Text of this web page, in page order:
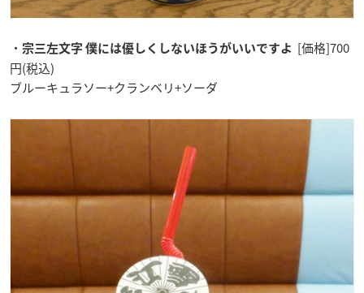
・ 宗三左文字 僕には優しくしないほうがいいですよ [価格]700
円(税込)
ブルーキュラソー+クランベリ+ソーダ